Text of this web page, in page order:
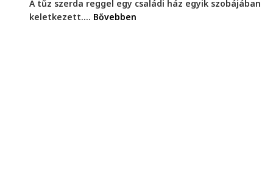
A tűz szerda reggel egy családi ház egyik szobájában
keletkezett.... Bővebben